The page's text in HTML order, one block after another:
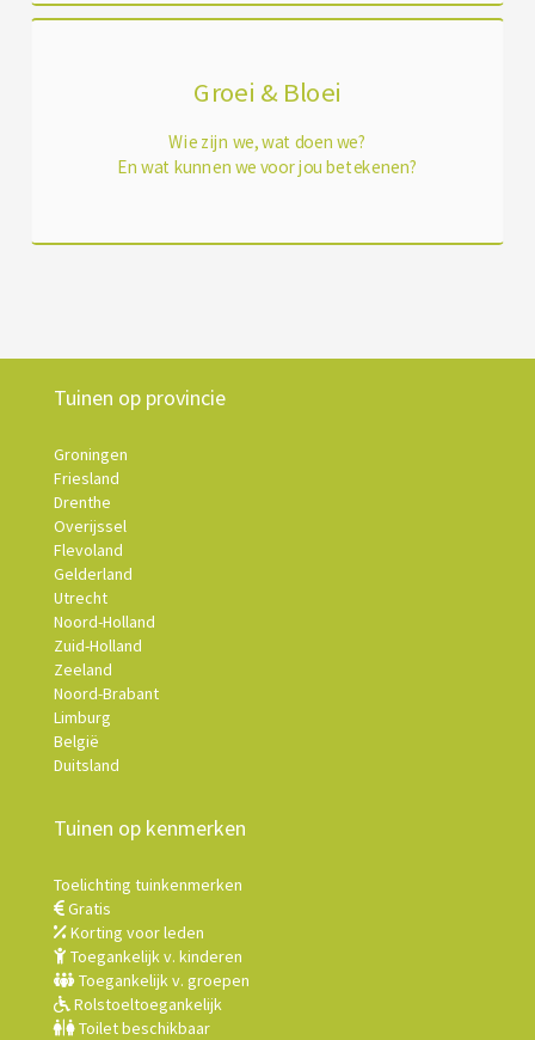
Groei & Bloei
Wie zijn we, wat doen we?
En wat kunnen we voor jou betekenen?
Tuinen op provincie
Groningen
Friesland
Drenthe
Overijssel
Flevoland
Gelderland
Utrecht
Noord-Holland
Zuid-Holland
Zeeland
Noord-Brabant
Limburg
België
Duitsland
Tuinen op kenmerken
Toelichting tuinkenmerken
Gratis
Korting voor leden
Toegankelijk v. kinderen
Toegankelijk v. groepen
Rolstoeltoegankelijk
Toilet beschikbaar